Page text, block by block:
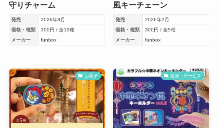
守りチャーム
発売
2026年3月
価格・種類
300円 / 全10種
メーカー
funbox
風キーチェーン
発売
2026年2月
価格・種類
300円 / 全5種
メーカー
funbox
お菓子 建物・サービス